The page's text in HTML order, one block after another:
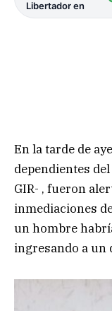
Libertador en
En la tarde de
dependientes
GIR- , fueron
inmediaciones
un hombre
ingresando a un